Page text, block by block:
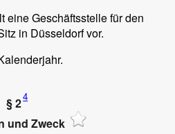
eine Geschäftsstelle für den
in Düsseldorf vor.
§ 24
und Zweck